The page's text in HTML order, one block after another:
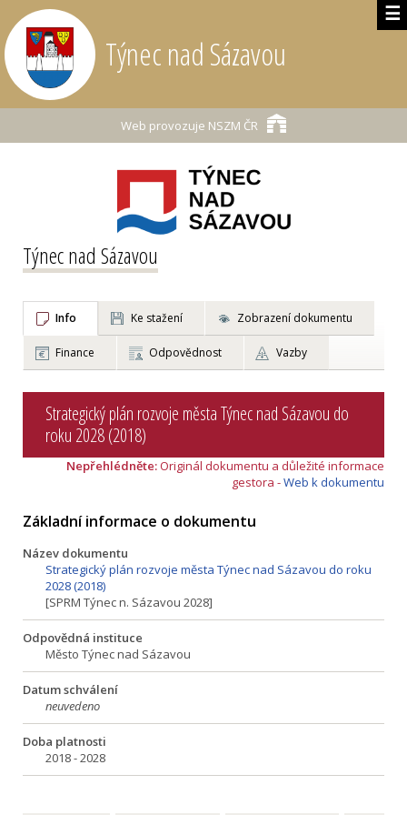
☰
Týnec nad Sázavou
Web provozuje NSZM ČR
Týnec nad Sázavou
Info Ke stažení Zobrazení dokumentu
Finance Odpovědnost Vazby
Strategický plán rozvoje města Týnec nad Sázavou do
roku 2028 (2018)
Nepřehlédněte:Originál dokumentu a důležité informace
gestora -Web k dokumentu
Základní informace o dokumentu
Název dokumentu
Strategický plán rozvoje města Týnec nad Sázavou do roku
2028 (2018)
[SPRM Týnec n. Sázavou 2028]
Odpovědná instituce
Město Týnec nad Sázavou
Datum schválení
neuvedeno
Doba platnosti
2018 - 2028